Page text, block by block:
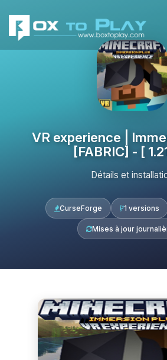
VR experience |
[FABRIC] - [
Détails et
CurseForge 1 versions
Mises à jour